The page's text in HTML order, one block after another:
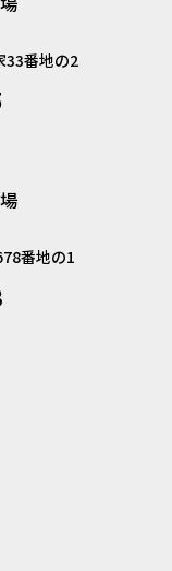
33番地の2
番地の1